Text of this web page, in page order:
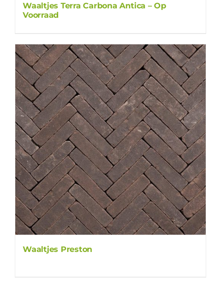
Waaltjes Terra Carbona Antica – Op
Voorraad
Waaltjes Preston